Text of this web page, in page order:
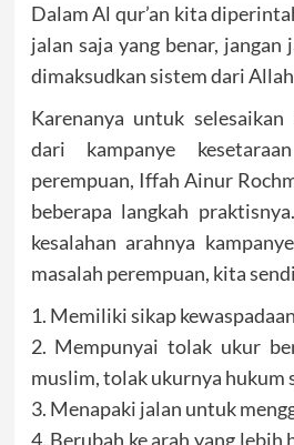
Dalam Al qur’an kita
jalan saja yang benar, jangan
dimaksudkan sistem dari
Karenanya untuk
dari kampanye
perempuan, Iffah Ainur
beberapa langkah
kesalahan arahnya
masalah perempuan, kita
1. Memiliki sikap kewaspadaan
2. Mempunyai tolak ukur
muslim, tolak ukurnya hukum
3. Menapaki jalan untuk
4. Berubah ke arah yang lebih